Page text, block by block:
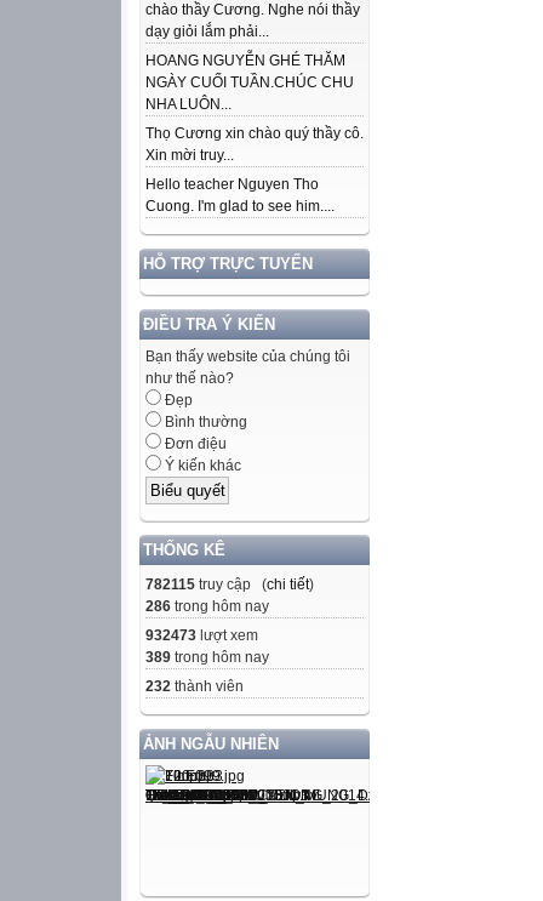
chào thầy Cương. Nghe nói thầy
dạy giỏi lắm phải...
HOANG NGUYỄN GHÉ THĂM
NGÀY CUỐI TUẦN.CHÚC CHU
NHA LUÔN...
Thọ Cương xin chào quý thầy cô.
Xin mời truy...
Hello teacher Nguyen Tho
Cuong. I'm glad to see him....
HỖ TRỢ TRỰC TUYẾN
ĐIỀU TRA Ý KIẾN
Bạn thấy website của chúng tôi
như thế nào?
Đẹp
Bình thường
Đơn điệu
Ý kiến khác
THỐNG KÊ
782115 truy cập (chi tiết)
286 trong hôm nay
932473 lượt xem
389 trong hôm nay
232 thành viên
ẢNH NGẪU NHIÊN